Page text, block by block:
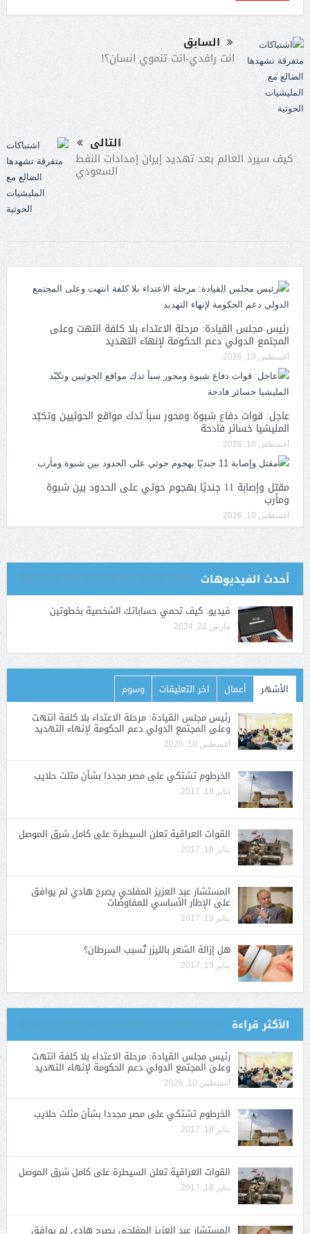
السابق
انت رافدي-انت تنموي انسان؟!
التالى
كيف سيرد العالم بعد تهديد إيران إمدادات النفط
السعودي
رئيس مجلس القيادة: مرحلة الاعتداء بلا كلفة انتهت وعلى
المجتمع الدولي دعم الحكومة لإنهاء التهديد
أغسطس 10, 2026
عاجل: قوات دفاع شبوة ومحور سبأ تدك مواقع الحوثيين وتكبّد
المليشيا خسائر فادحة
أغسطس 10, 2026
مقتل وإصابة 11 جنديًا بهجوم حوثي على الحدود بين شبوة
ومأرب
أغسطس 10, 2026
أحدث الفيديوهات
فيديو: كيف تحمي حساباتك الشخصية بخطوتين
مارس 22, 2024
الأشهر أعمال اخر التعليقات
وسوم
رئيس مجلس القيادة: مرحلة الاعتداء بلا كلفة انتهت
وعلى المجتمع الدولي دعم الحكومة لإنهاء التهديد
أغسطس 10, 2026
الخرطوم تشتكي على مصر مجددا بشأن مثلث حلايب
يناير 18, 2017
القوات العراقية تعلن السيطرة على كامل شرق الموصل
يناير 18, 2017
المستشار عبد العزيز المفلحي يصرح هادي لم يوافق
على الإطار الأساسي للمفاوضات
يناير 19, 2017
هل إزالة الشعر بالليزر تُسبب السرطان؟
يناير 19, 2017
الأكثر قراءة
رئيس مجلس القيادة: مرحلة الاعتداء بلا كلفة انتهت
وعلى المجتمع الدولي دعم الحكومة لإنهاء التهديد
أغسطس 10, 2026
الخرطوم تشتكي على مصر مجددا بشأن مثلث حلايب
يناير 18, 2017
القوات العراقية تعلن السيطرة على كامل شرق الموصل
يناير 18, 2017
المستشار عبد العزيز المفلحي يصرح هادي لم يوافق